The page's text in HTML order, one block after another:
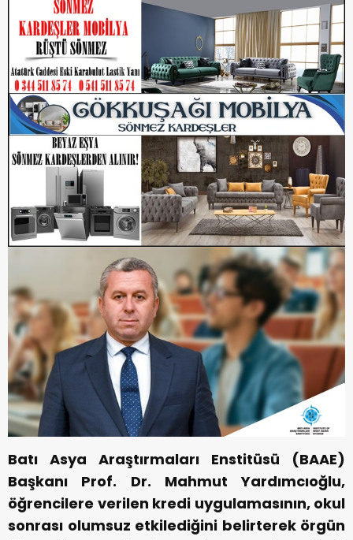
Batı Asya Araştırmaları Enstitüsü (BAAE)
Başkanı Prof. Dr. Mahmut Yardımcıoğlu,
öğrencilere verilen kredi uygulamasının, okul
sonrası olumsuz etkilediğini belirterek örgün